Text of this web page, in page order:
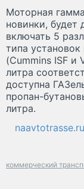
Моторная
новинки, будет
включать 5
типа установок
(Cummins ISF и
литра
доступна
пропан-
литра.
naavtotrasse.ru
коммерческий